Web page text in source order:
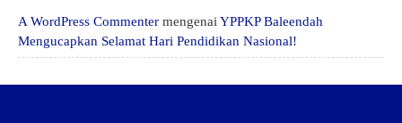
A WordPress Commenter mengenai YPPKP Baleendah
Mengucapkan Selamat Hari Pendidikan Nasional!